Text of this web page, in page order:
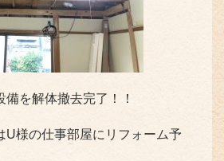
を解体撤去完了！！
U様の仕事部屋にリフォーム予